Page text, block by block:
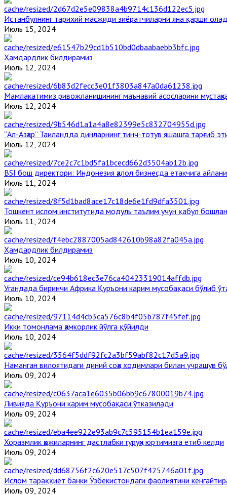
Истанбулнинг тарихий масжиди зиёратчиларни яна қарши
Июль 15, 2024
Ҳамдардлик билдирамиз
Июль 12, 2024
Мамлакатимиз ривожланишининг маънавий асосларини
Июль 12, 2024
“Ал-Азҳар” Таиландда динларнинг тинч-тотув яшашга тарғиб
Июль 12, 2024
BSI бош директори: Индонезия ҳалол бизнесда етакчига
Июль 11, 2024
Тошкент ислом институтида модуль таълим учун қабул
Июль 11, 2024
Ҳамдардлик билдирамиз
Июль 10, 2024
Угандада биринчи Aфрика Қуръони карим мусобақаси бўлиб
Июль 10, 2024
Икки томонлама ҳамкорлик йўлга қўйилди
Июль 10, 2024
Наманган вилоятидаги диний соҳа ходимлари билан учрашув
Июль 09, 2024
Ливияда Қуръони карим мусобақаси ўтказилади
Июль 09, 2024
Хоразмлик ҳожиларнинг дастлабки гуруҳи юртимизга етиб келди
Июль 09, 2024
Ислом тараққиёт банки Ўзбекистондаги фаолиятини
Июль 09, 2024